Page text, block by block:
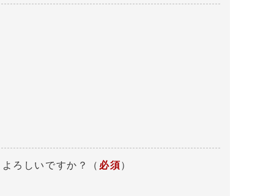
ろしいですか？ （ 必須）